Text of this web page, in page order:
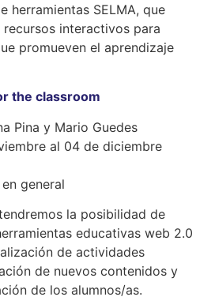
herramientas SELMA, que
interactivos para
promueven el aprendizaje
the classroom
Pina y Mario Guedes
al 04 de diciembre
general
la posibilidad de
educativas web 2.0
de actividades
de nuevos contenidos y
de los alumnos/as.